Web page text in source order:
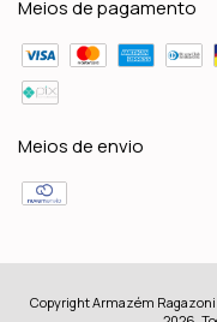
Meios de pagamento
Meios de envio
Copyright Armazém